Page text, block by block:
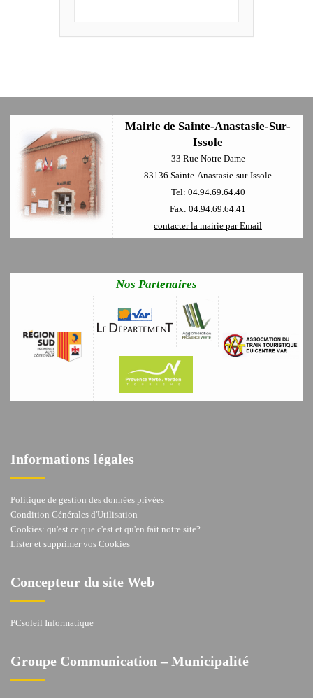
Mairie de Sainte-Anastasie-Sur-
Issole
33 Rue Notre Dame
83136 Sainte-Anastasie-sur-Issole
Tel: 04.94.69.64.40
Fax: 04.94.69.64.41
contacter la mairie par Email
Nos Partenaires
Informations légales
Politique de gestion des données privées
Condition Générales d'Utilisation
Cookies: qu'est ce que c'est et qu'en fait notre site?
Lister et supprimer vos Cookies
Concepteur du site Web
PCsoleil Informatique
Groupe Communication – Municipalité